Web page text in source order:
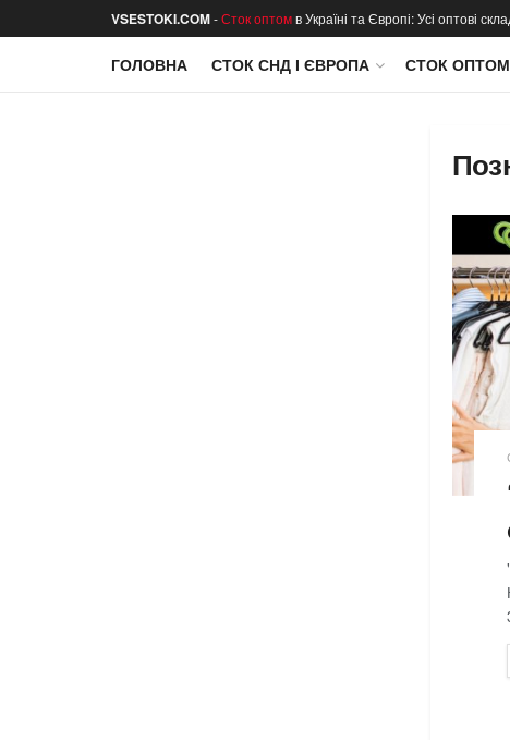
VSESTOKI.COM-Сток оптомв Україні та Європі: Усі оптові
ГОЛОВНА СТОК СНД І ЄВРОПА СТОК ОПТОМ